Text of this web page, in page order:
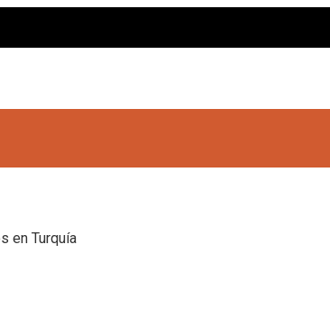
en Turquía